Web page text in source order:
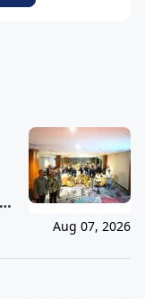
Aug 07, 2026